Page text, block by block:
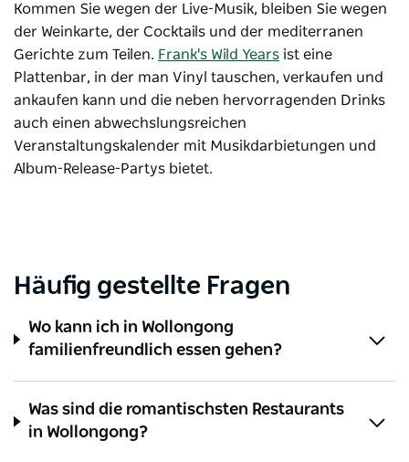
Kommen Sie wegen der Live-Musik, bleiben Sie wegen
der Weinkarte, der Cocktails und der mediterranen
Gerichte zum Teilen. Frank's Wild Years ist eine
Plattenbar, in der man Vinyl tauschen, verkaufen und
ankaufen kann und die neben hervorragenden Drinks
auch einen abwechslungsreichen
Veranstaltungskalender mit Musikdarbietungen und
Album-Release-Partys bietet.
Häufig gestellte Fragen
Wo kann ich in Wollongong
familienfreundlich essen gehen?
Was sind die romantischsten Restaurants
in Wollongong?